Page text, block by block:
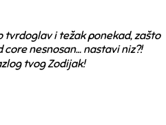
tvrdoglav i težak ponekad, zašto
nesnosan… nastavi niz?!
tvog Zodijak!